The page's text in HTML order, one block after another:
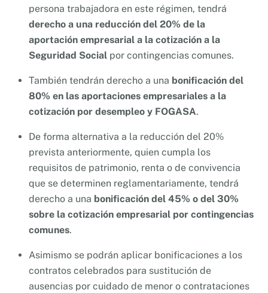
persona trabajadora en este régimen, tendrá
derecho a una reducción del 20% de la
aportación empresarial a la cotización a la
Seguridad Social por contingencias comunes.
También tendrán derecho a una bonificación del
80% en las aportaciones empresariales a la
cotización por desempleo y FOGASA.
De forma alternativa a la reducción del 20%
prevista anteriormente, quien cumpla los
requisitos de patrimonio, renta o de convivencia
que se determinen reglamentariamente, tendrá
derecho a una bonificación del 45% o del 30%
sobre la cotización empresarial por contingencias
comunes.
Asimismo se podrán aplicar bonificaciones a los
contratos celebrados para sustitución de
ausencias por cuidado de menor o contrataciones